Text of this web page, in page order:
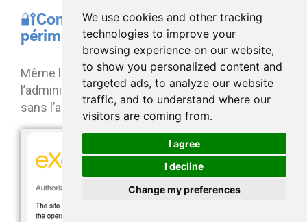
We use cookies and other tracking
technologies to improve your
browsing experience on our website,
to show you personalized content and
targeted ads, to analyze our website
traffic, and to understand where our
visitors are coming from.
I agree
I decline
Change my preferences
🔐Consentement de l’utilisateur et
périmètre d’accès
Même lorsqu’un service est approuvé par
l’administrateur, aucune connexion n’est établie
sans l’autorisation explicite de l’utilisateur.